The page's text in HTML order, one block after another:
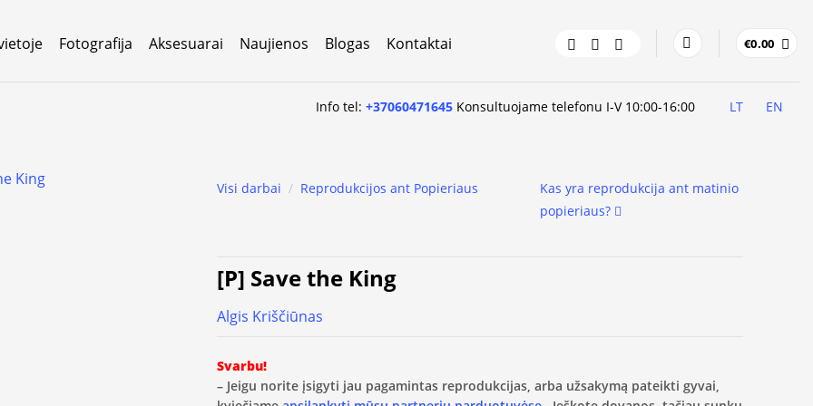
Fotografija Aksesuarai Naujienos Blogas Kontaktai €0.00
Info tel:+37060471645 Konsultuojame telefonu I-V 10:00-16:00 LT EN
Visi darbai / Reprodukcijos ant Popieriaus
Kas yra reprodukcija ant matinio
popieriaus?
[P] Save the King
Algis Kriščiūnas
Svarbu!
– Jeigu norite įsigyti jau pagamintas reprodukcijas, arba užsakymą pateikti gyvai,